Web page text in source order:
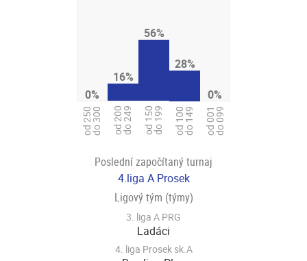
0%
od 250do 300
16%
od 200do 249
56%
od 150do 199
28%
od 100do 149
0%
od 001do 099
Poslední započítaný turnaj
4.liga A Prosek
Ligový tým (týmy)
3. liga A PRG
Ladáci
4. liga Prosek sk.A